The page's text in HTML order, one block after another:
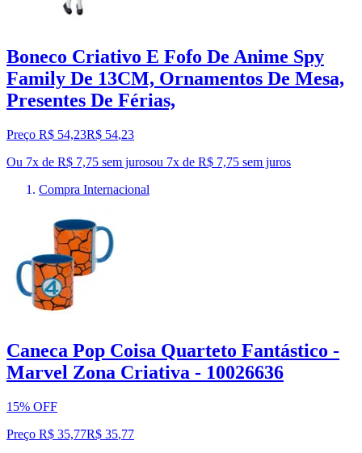
Boneco Criativo E Fofo De Anime Spy
Family De 13CM, Ornamentos De Mesa,
Presentes De Férias,
Preço R$ 54,23R$ 54,23
Ou 7x de R$ 7,75 sem jurosou 7x de R$ 7,75 sem juros
Compra Internacional
Caneca Pop Coisa Quarteto Fantástico -
Marvel Zona Criativa - 10026636
15% OFF
Preço R$ 35,77R$ 35,77